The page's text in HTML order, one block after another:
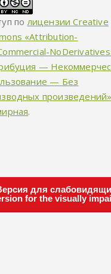
по лицензии Creative
«Attribution-
—
— Без
.
для
for the visually